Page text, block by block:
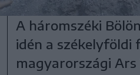
A háromszéki
idén a székelyföldi
magyarországi